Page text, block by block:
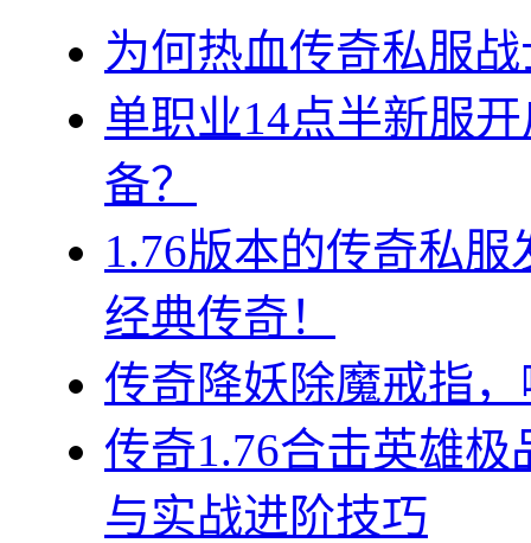
为何热血传奇私服
单职业14点半新服
备？
1.76版本的传奇私
经典传奇！
传奇降妖除魔戒指
传奇1.76合击英雄
与实战进阶技巧